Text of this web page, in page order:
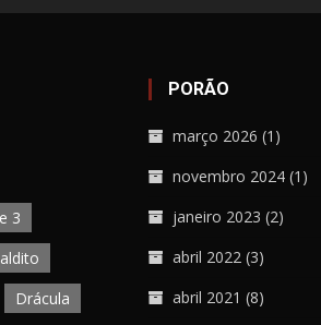
3
Drácula
PORÃO
março 2026 (1)
novembro 2024 (1)
janeiro 2023 (2)
abril 2022 (3)
abril 2021 (8)